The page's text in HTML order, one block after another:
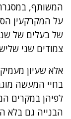
המשותף,
על המקרקעין
של בעלים של
צמודים שני
אלא שעיון
בחיי המעשה
לפיהן במקרים
הבנייה גם בלא